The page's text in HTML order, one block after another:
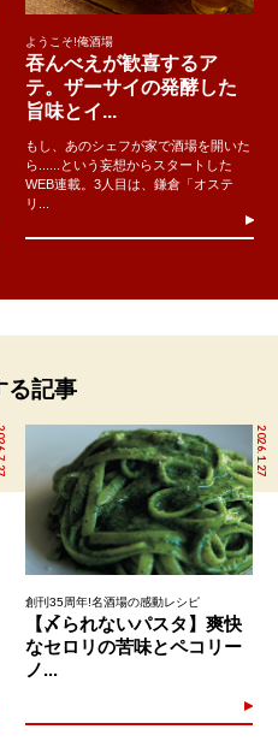
ようこそ!俺酒場
吞んべえが歓喜するア
テ。ザーサイの発酵した
旨味とイ...
もし、あのシェフが家で酒場を開いた
ら......という妄想からスタートした
WEB連載。3人目は、鎌倉「オステ
リ...
る記事
2026.1.27
創刊35周年!名酒場の感動レシピ
【〆られないパスタ】爽快
なセロリの苦味とペコリー
ノ...